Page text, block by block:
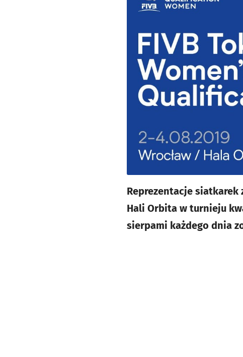
Reprezentacje siatkarek
Hali Orbita w turnieju
sierpami każdego dnia